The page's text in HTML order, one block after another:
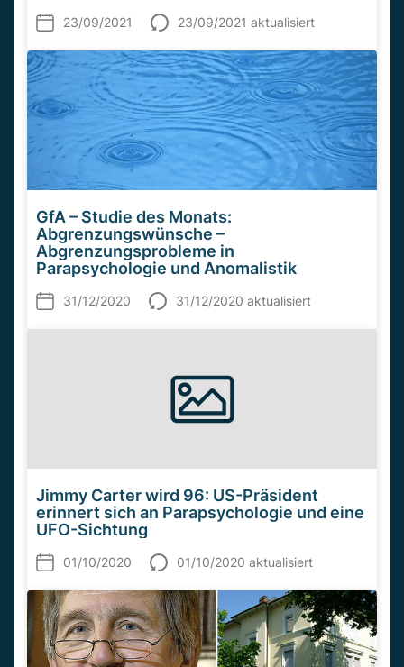
23/09/2021 23/09/2021 aktualisiert
GfA – Studie des Monats:
Abgrenzungswünsche –
Abgrenzungsprobleme in
Parapsychologie und Anomalistik
31/12/2020 31/12/2020 aktualisiert
Jimmy Carter wird 96: US-Präsident
erinnert sich an Parapsychologie und eine
UFO-Sichtung
01/10/2020 01/10/2020 aktualisiert